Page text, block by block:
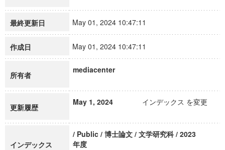
最終更新日 May 01, 2024 10:47:11
作成日 May 01, 2024 10:47:11
所有者
mediacenter
更新履歴
May 1, 2024 インデックス を変更
インデックス
/ Public / 博士論文 / 文学研究科 / 2023
年度